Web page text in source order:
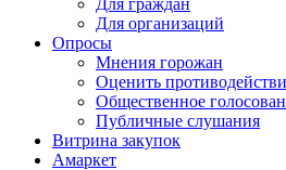
Для граждан
Для организаций
Опросы
Мнения горожан
Оценить
Общественное
Публичные слушания
Витрина закупок
Амаркет